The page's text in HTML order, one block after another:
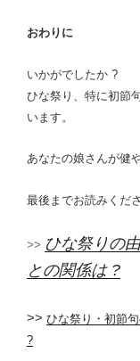
おわりに
いかがでしたか ?
ひな祭り、特に初節
います。
あなたの娘さんが健
最後までお読みくだ
>> ひな祭りの
との関係は ?
>> ひな祭り・初節
?